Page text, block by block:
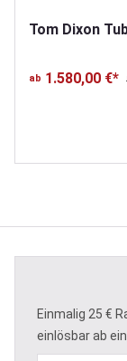
Tom Dixon
ab 1.580,00 €*
Einmalig 25 €
einlösbar ab